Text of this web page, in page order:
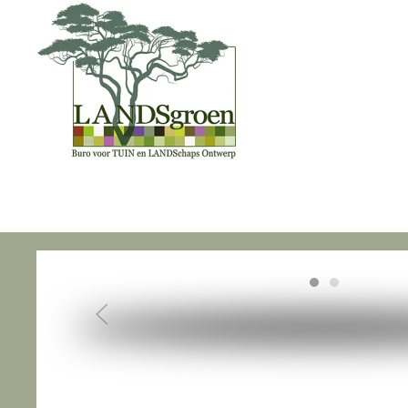
Skip to main content